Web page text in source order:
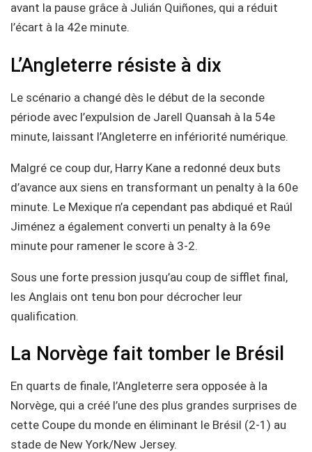
avant la pause grâce à Julián Quiñones, qui a réduit
l’écart à la 42e minute.
L’Angleterre résiste à dix
Le scénario a changé dès le début de la seconde
période avec l’expulsion de Jarell Quansah à la 54e
minute, laissant l’Angleterre en infériorité numérique.
Malgré ce coup dur, Harry Kane a redonné deux buts
d’avance aux siens en transformant un penalty à la 60e
minute. Le Mexique n’a cependant pas abdiqué et Raúl
Jiménez a également converti un penalty à la 69e
minute pour ramener le score à 3-2.
Sous une forte pression jusqu’au coup de sifflet final,
les Anglais ont tenu bon pour décrocher leur
qualification.
La Norvège fait tomber le Brésil
En quarts de finale, l’Angleterre sera opposée à la
Norvège, qui a créé l’une des plus grandes surprises de
cette Coupe du monde en éliminant le Brésil (2-1) au
stade de New York/New Jersey.